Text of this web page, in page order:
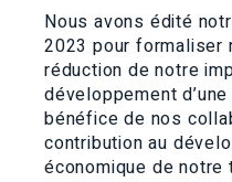
Nous avons édité
2023 pour formaliser
réduction de notre
développement
bénéfice de nos
contribution au
économique de notre